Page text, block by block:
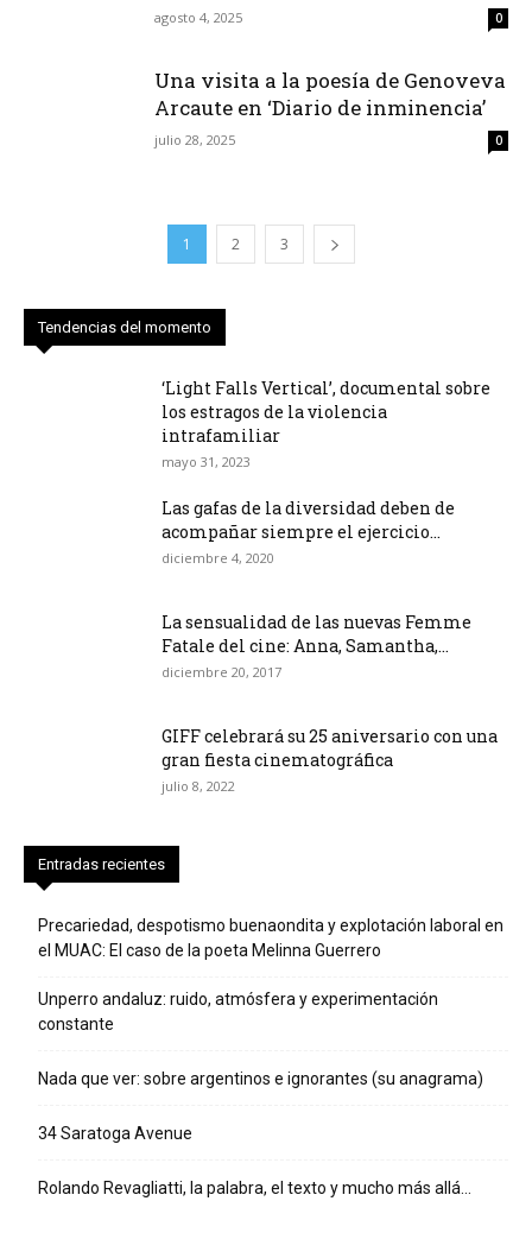
agosto 4, 2025 0
Una visita a la poesía de Genoveva
Arcaute en ‘Diario de inminencia’
julio 28, 2025 0
1 2 3
Tendencias del momento
‘Light Falls Vertical’, documental sobre
los estragos de la violencia
intrafamiliar
mayo 31, 2023
Las gafas de la diversidad deben de
acompañar siempre el ejercicio...
diciembre 4, 2020
La sensualidad de las nuevas Femme
Fatale del cine: Anna, Samantha,...
diciembre 20, 2017
GIFF celebrará su 25 aniversario con una
gran fiesta cinematográfica
julio 8, 2022
Entradas recientes
Precariedad, despotismo buenaondita y explotación laboral en
el MUAC: El caso de la poeta Melinna Guerrero
Unperro andaluz: ruido, atmósfera y experimentación
constante
Nada que ver: sobre argentinos e ignorantes (su anagrama)
34 Saratoga Avenue
Rolando Revagliatti, la palabra, el texto y mucho más allá…